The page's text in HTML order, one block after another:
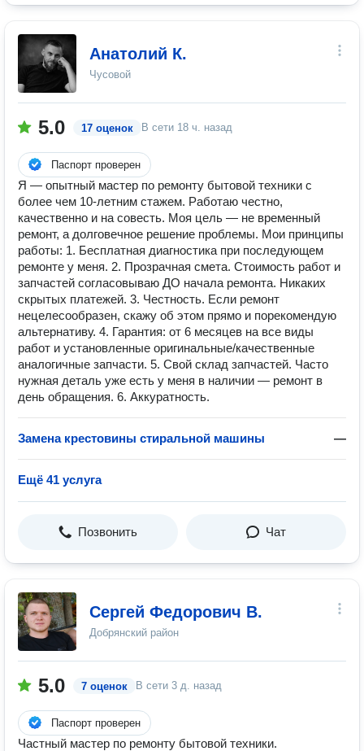
Анатолий К.
Чусовой
5.0 17 оценок В сети 18 ч. назад
Паспорт проверен
Я — опытный мастер по ремонту бытовой техники с
более чем 10-летним стажем. Работаю честно,
качественно и на совесть. Моя цель — не временный
ремонт, а долговечное решение проблемы. Мои принципы
работы: 1. Бесплатная диагностика при последующем
ремонте у меня. 2. Прозрачная смета. Стоимость работ и
запчастей согласовываю ДО начала ремонта. Никаких
скрытых платежей. 3. Честность. Если ремонт
нецелесообразен, скажу об этом прямо и порекомендую
альтернативу. 4. Гарантия: от 6 месяцев на все виды
работ и установленные оригинальные/качественные
аналогичные запчасти. 5. Свой склад запчастей. Часто
нужная деталь уже есть у меня в наличии — ремонт в
день обращения. 6. Аккуратность.
Замена крестовины стиральной машины —
Ещё 41 услуга
Позвонить Чат
Сергей Федорович В.
Добрянский район
5.0 7 оценок В сети 3 д. назад
Паспорт проверен
Частный мастер по ремонту бытовой техники.